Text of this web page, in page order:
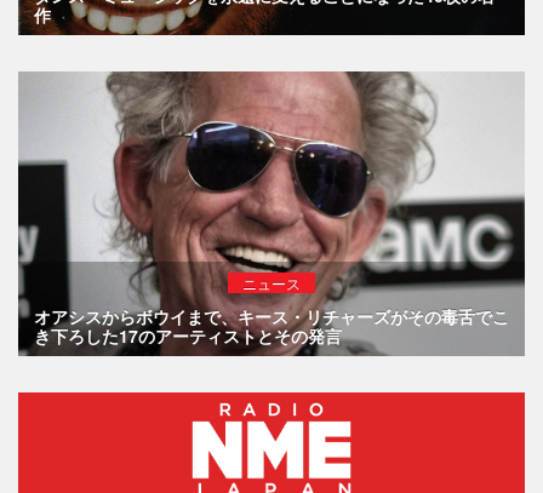
作
ニュース
オアシスからボウイまで、キース・リチャーズがその毒舌でこ
き下ろした17のアーティストとその発言